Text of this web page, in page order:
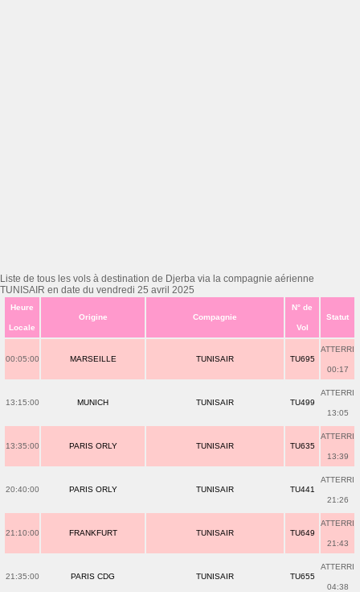
Liste de tous les vols à destination de Djerba via la compagnie aérienne
TUNISAIR en date du vendredi 25 avril 2025
Heure
Locale
Origine Compagnie
N° de
Vol
Statut
00:05:00 MARSEILLE TUNISAIR TU695
ATTERRI
00:17
13:15:00 MUNICH TUNISAIR TU499
ATTERRI
13:05
13:35:00 PARIS ORLY TUNISAIR TU635
ATTERRI
13:39
20:40:00 PARIS ORLY TUNISAIR TU441
ATTERRI
21:26
21:10:00 FRANKFURT TUNISAIR TU649
ATTERRI
21:43
21:35:00 PARIS CDG TUNISAIR TU655
ATTERRI
04:38